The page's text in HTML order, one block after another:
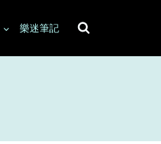
樂迷筆記